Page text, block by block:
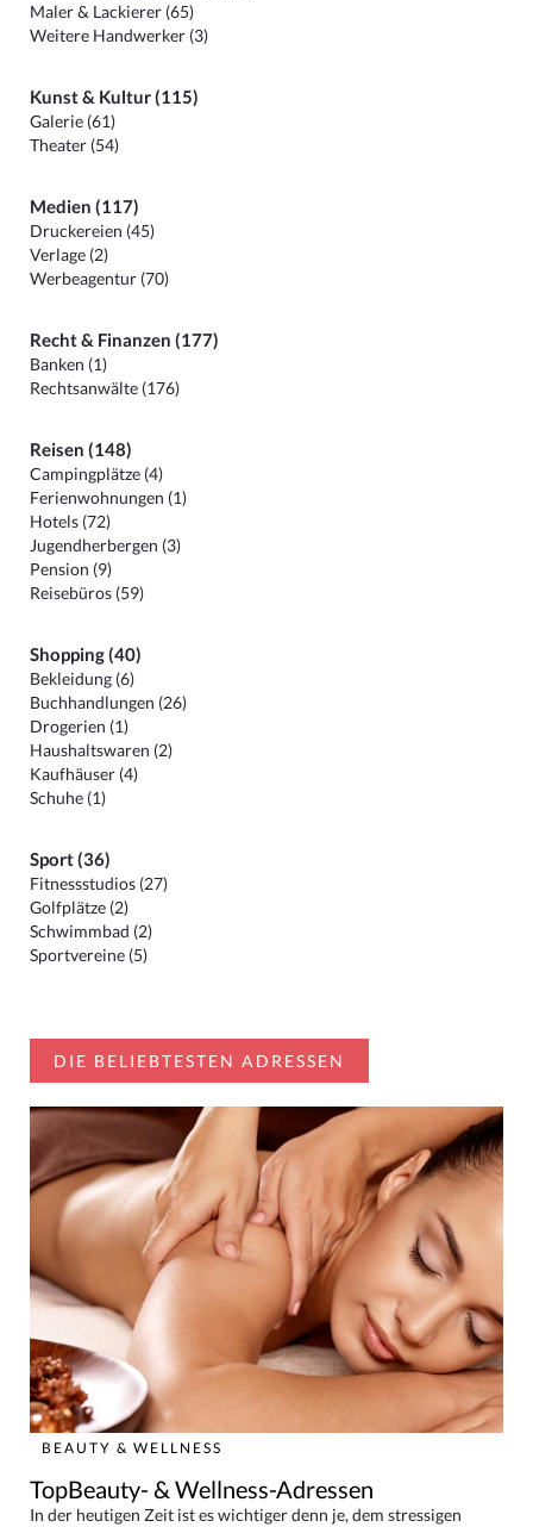
Maler & Lackierer (65)
Weitere Handwerker (3)
Kunst & Kultur (115)
Galerie (61)
Theater (54)
Medien (117)
Druckereien (45)
Verlage (2)
Werbeagentur (70)
Recht & Finanzen (177)
Banken (1)
Rechtsanwälte (176)
Reisen (148)
Campingplätze (4)
Ferienwohnungen (1)
Hotels (72)
Jugendherbergen (3)
Pension (9)
Reisebüros (59)
Shopping (40)
Bekleidung (6)
Buchhandlungen (26)
Drogerien (1)
Haushaltswaren (2)
Kaufhäuser (4)
Schuhe (1)
Sport (36)
Fitnessstudios (27)
Golfplätze (2)
Schwimmbad (2)
Sportvereine (5)
DIE BELIEBTESTEN ADRESSEN
BEAUTY & WELLNESS
TopBeauty- & Wellness-Adressen
In der heutigen Zeit ist es wichtiger denn je, dem stressigen